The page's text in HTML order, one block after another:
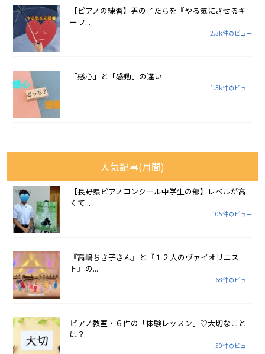
【ピアノの練習】男の子たちを『やる気にさせるキ
ーワ...
2.3k件のビュー
「感心」と「感動」の違い
1.3k件のビュー
人気記事(月間)
【長野県ピアノコンクール中学生の部】レベルが高
くて...
105件のビュー
『高嶋ちさ子さん』と『１２人のヴァイオリニス
ト』の...
68件のビュー
ピアノ教室・６件の「体験レッスン」♡大切なこと
は？
50件のビュー